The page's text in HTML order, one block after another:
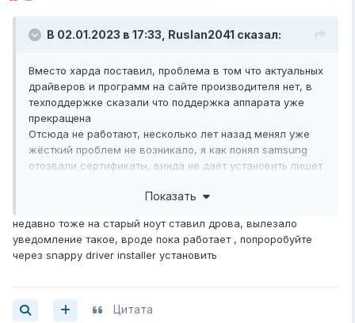
В 02.01.2023 в 17:33, Ruslan2041 сказал:
Вместо харда поставил, проблема в том что актуальных
драйверов и программ на сайте производителя нет, в
техподдержке сказали что поддержка аппарата уже
прекращена
Отсюда не работают, несколько лет назад менял уже
жёсткий проблем не возникало, я как понял samsung
отозвали сертификаты, винда не даёт установить пишет
Показать
недавно тоже на старый ноут ставил дрова, вылезало
уведомление такое, вроде пока работает , попроробуйте
через snappy driver installer установить
Цитата